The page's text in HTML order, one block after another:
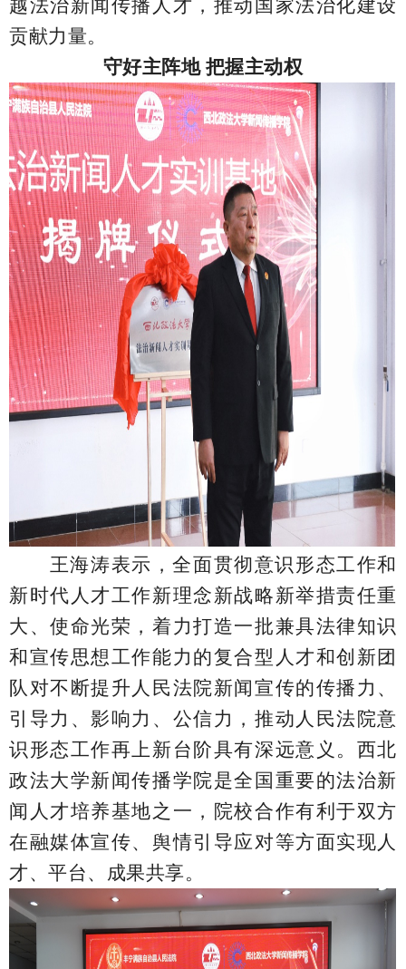
越法治新闻传播人才，推动国家法治化建设
贡献力量。
守好主阵地 把握主动权
王海涛表示 ，全面贯彻意识形态工作和
新时代人才工作新理念新战略新举措责任重
大、使命光荣，着力打造一批兼具法律知识
和宣传思想工作能力的复合型人才和创新团
队对不断提升人民法院新闻宣传的传播力、
引导力、影响力、公信力，推动人民法院意
识形态工作再上新台阶具有深远意义。西北
政法大学新闻传播学院是全国重要的法治新
闻人才培养基地之一，院校合作有利于双方
在融媒体宣传、舆情引导应对等方面实现人
才、平台、成果共享。